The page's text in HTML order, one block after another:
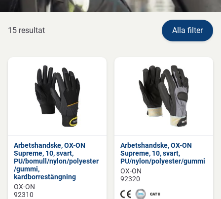
15 resultat Alla filter
Arbetshandske, OX-ON
Supreme, 10, svart,
PU/bomull/nylon/polyester
/gummi,
kardborrestängning
OX-ON
92310
Arbetshandske, OX-ON
Supreme, 10, svart,
PU/nylon/polyester/gummi
OX-ON
92320